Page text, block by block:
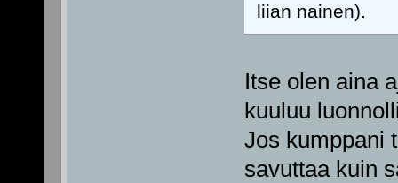
liian nainen).
Itse olen aina
kuuluu
Jos kumppani
savuttaa kuin